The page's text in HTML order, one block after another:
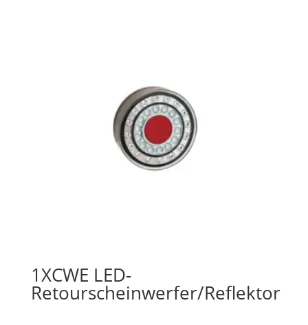
1XCWE LED-
Retourscheinwerfer/Reflektor